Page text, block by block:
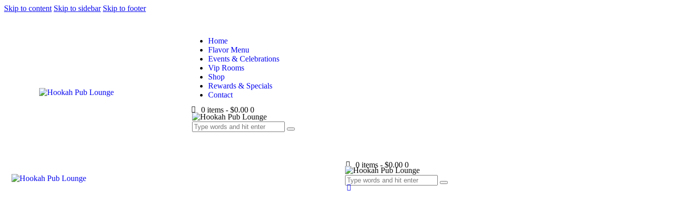
Skip to content Skip to sidebar Skip to footer
Home
Flavor Menu
Events & Celebrations
Vip Rooms
Shop
Rewards & Specials
Contact
0 items -$0.00 0
0 items -$0.00 0